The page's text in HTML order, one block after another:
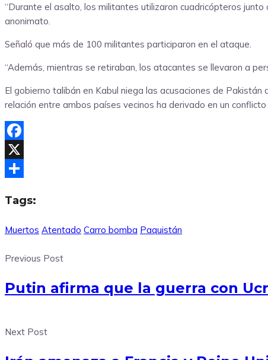
“Durante el asalto, los militantes utilizaron cuadricópteros
anonimato.
Señaló que más de 100 militantes participaron en el ataque.
“Además, mientras se retiraban, los atacantes se llevaron a
El gobierno talibán en Kabul niega las acusaciones de
relación entre ambos países vecinos ha derivado en un
Facebook
X
Tags:
Muertos Atentado Carro bomba Paquistán
Previous Post
Putin afirma que la guerra con
Next Post